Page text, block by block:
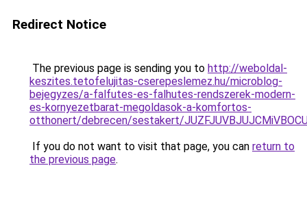
Redirect Notice
The previous page is sending you to http://weboldal-
keszites.tetofelujitas-cserepeslemez.hu/microblog-
bejegyzes/a-falfutes-es-falhutes-rendszerek-modern-
es-kornyezetbarat-megoldasok-a-komfortos-
otthonert/debrecen/sestakert/
If you do not want to visit that page, you can return to
the previous page.